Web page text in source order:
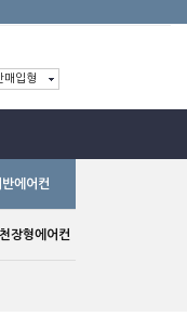
입형
에어컨
장형에어컨